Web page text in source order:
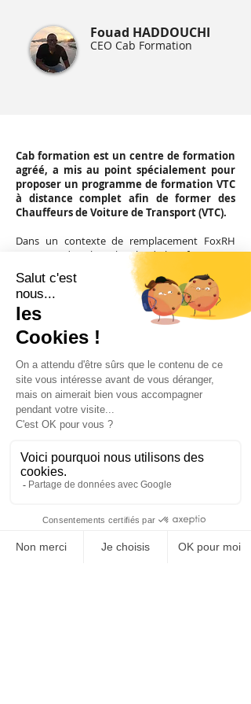
Fouad HADDOUCHI
CEO Cab Formation
Cab formation est un centre de formation
agréé, a mis au point spécialement pour
proposer un programme de formation VTC
à distance complet afin de former des
Chauffeurs de Voiture de Transport (VTC).
Dans un contexte de remplacement FoxRH
intervient dans la recherche de leur futur RRH.
Seul sur la fonction RH, les missions
généralistes, telles que le recrutement, la
formation, le dev des compétences s’orientent
sur deux axes, opérationnel et projet. L’objectif
principal étant la mise en place de process et la
professionnalisation du service.
Estelle lance alors ses recherches et sollicite des
professionnels du réseau deFoxRH cabinet de
recrutement spécialisé RHavec qui elle a
échangé quelques jours auparavant dans le
cadre d’un poste similaire. Cela lui permet de
rapidement à la recherche de son client.
Elle recherche des candidats possédant une
connaissance d’environnement en forte